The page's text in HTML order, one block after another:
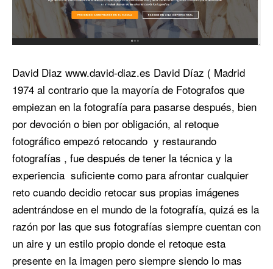
David Diaz www.david-diaz.es David Díaz ( Madrid
1974 al contrario que la mayoría de Fotografos que
empiezan en la fotografía para pasarse después, bien
por devoción o bien por obligación, al retoque
fotográfico empezó retocando y restaurando
fotografías , fue después de tener la técnica y la
experiencia suficiente como para afrontar cualquier
reto cuando decidio retocar sus propias imágenes
adentrándose en el mundo de la fotografía, quizá es la
razón por las que sus fotografías siempre cuentan con
un aire y un estilo propio donde el retoque esta
presente en la imagen pero siempre siendo lo mas